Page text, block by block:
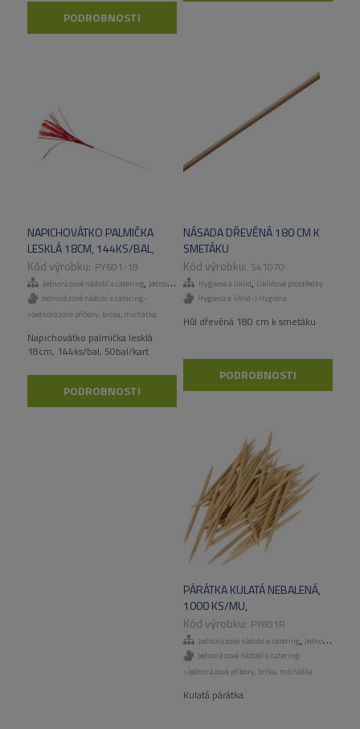
PODROBNOSTI
NAPICHOVÁTKO PALMIČKA
LESKLÁ 18CM, 144KS/BAL,
50BAL/KART PY601-18
Jednorázové nádobí a catering, Jednorázové příbory, brčka, míchátka
Jednorázové nádobí a catering-
>Jednorázové příbory, brčka, míchátka
Napichovátko palmička lesklá
18cm, 144ks/bal, 50bal/kart
PODROBNOSTI
NÁSADA DŘEVĚNÁ 180 CM K
SMETÁKU
541070
Hygiena a úklid, Úklidové prostředky
Hygiena a úklid->Hygiena
Hůl dřevěná 180 cm k smetáku
PODROBNOSTI
PÁRÁTKA KULATÁ NEBALENÁ,
1000 KS/MU,
100.000KS/KARTPY801R
Jednorázové nádobí a catering, Jednorázové příbory, brčka, míchátka
Jednorázové nádobí a catering-
>Jednorázové příbory, brčka, míchátka
Kulatá párátka.